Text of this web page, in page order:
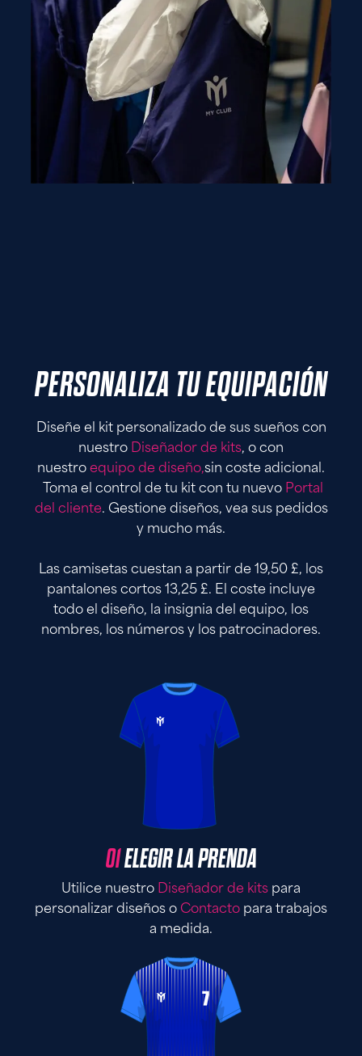
PERSONALIZA TU EQUIPACIÓN
Diseñe el kit personalizado de sus sueños con
nuestro Diseñador de kits, o con
nuestro equipo de diseño,sin coste adicional.
Toma el control de tu kit con tu nuevo Portal
del cliente. Gestione diseños, vea sus pedidos
y mucho más.
Las camisetas cuestan a partir de 19,50 £, los
pantalones cortos 13,25 £. El coste incluye
todo el diseño, la insignia del equipo, los
nombres, los números y los patrocinadores.
01ELEGIR LA PRENDA
Utilice nuestro Diseñador de kits para
personalizar diseños o Contacto para trabajos
a medida.